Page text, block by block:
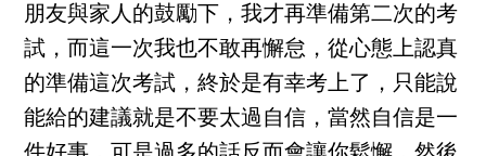
朋友與家人的鼓勵下，我才再準備第二次的考
試，而這一次我也不敢再懈怠，從心態上認真
的準備這次考試，終於是有幸考上了，只能說
能給的建議就是不要太過自信，當然自信是一